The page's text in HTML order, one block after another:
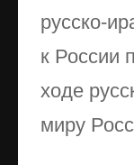
русско-
к России
ходе
миру